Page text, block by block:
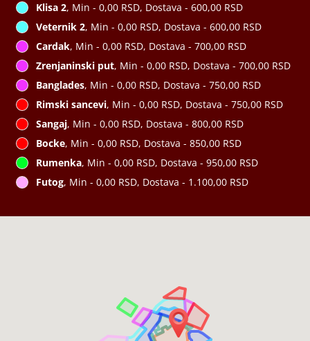
Klisa 2, Min - 0,00 RSD, Dostava - 600,00 RSD
Veternik 2, Min - 0,00 RSD, Dostava - 600,00 RSD
Cardak, Min - 0,00 RSD, Dostava - 700,00 RSD
Zrenjaninski put, Min - 0,00 RSD, Dostava - 700,00 RSD
Banglades, Min - 0,00 RSD, Dostava - 750,00 RSD
Rimski sancevi, Min - 0,00 RSD, Dostava - 750,00 RSD
Sangaj, Min - 0,00 RSD, Dostava - 800,00 RSD
Bocke, Min - 0,00 RSD, Dostava - 850,00 RSD
Rumenka, Min - 0,00 RSD, Dostava - 950,00 RSD
Futog, Min - 0,00 RSD, Dostava - 1.100,00 RSD